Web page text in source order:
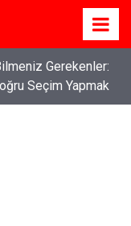
ve Koruma Altına